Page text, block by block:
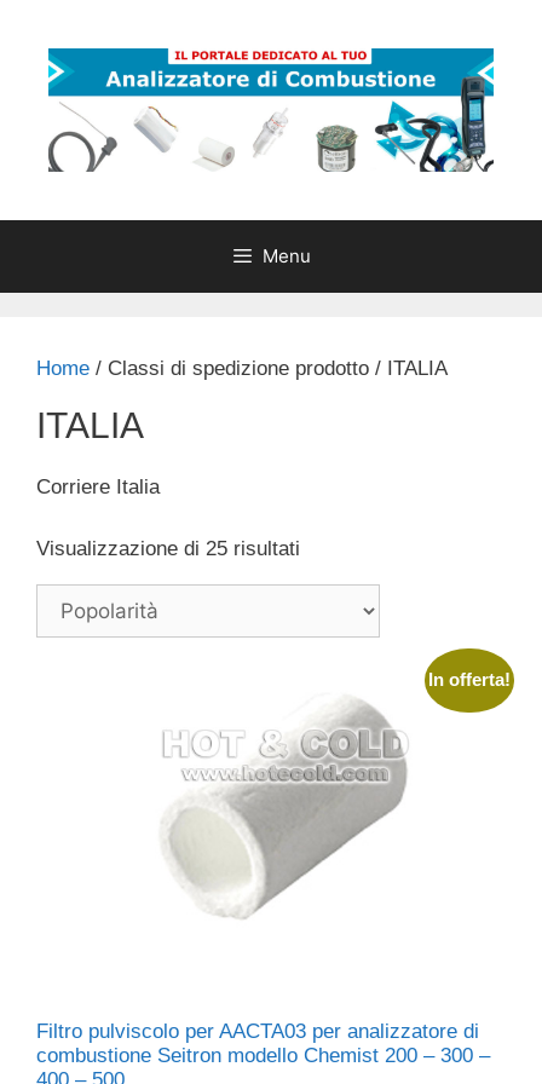
contenuto
Menu
Home / Classi di spedizione prodotto / ITALIA
ITALIA
Corriere Italia
Visualizzazione di 25 risultati
In offerta!
Filtro pulviscolo per AACTA03 per analizzatore di
combustione Seitron modello Chemist 200 – 300 –